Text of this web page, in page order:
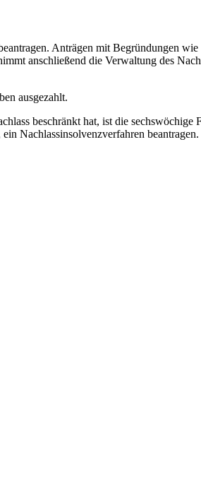
Anträgen mit Begründungen
anschließend die Verwaltung des
ausgezahlt.
beschränkt hat, ist die
Nachlassinsolvenzverfahren